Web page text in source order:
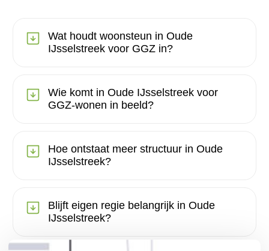
Wat houdt woonsteun in Oude
IJsselstreek voor GGZ in?
Wie komt in Oude IJsselstreek voor
GGZ-wonen in beeld?
Hoe ontstaat meer structuur in Oude
IJsselstreek?
Blijft eigen regie belangrijk in Oude
IJsselstreek?